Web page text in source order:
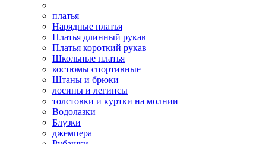
платья
Нарядные платья
Платья длинный рукав
Платья короткий рукав
Школьные платья
костюмы спортивные
Штаны и брюки
лосины и легинсы
толстовки и куртки на молнии
Водолазки
Блузки
джемпера